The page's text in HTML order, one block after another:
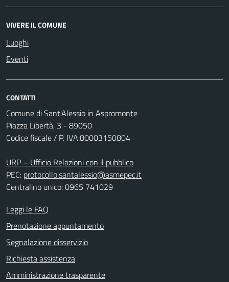
VIVERE IL COMUNE
Luoghi
Eventi
CONTATTI
Comune di Sant'Alessio in Aspromonte
Piazza Libertà, 3 - 89050
Codice fiscale / P. IVA:80003150804
URP – Ufficio Relazioni con il pubblico
PEC: protocollo.santalessio@asmepec.it
Centralino unico: 0965 741029
Leggi le FAQ
Prenotazione appuntamento
Segnalazione disservizio
Richiesta assistenza
Amministrazione trasparente